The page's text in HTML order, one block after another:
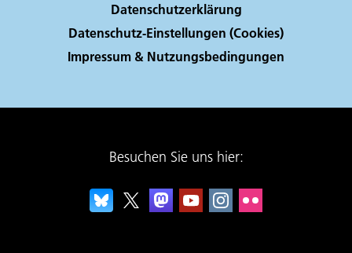
Datenschutzerklärung
Datenschutz-Einstellungen (Cookies)
Impressum & Nutzungsbedingungen
Besuchen Sie uns hier: